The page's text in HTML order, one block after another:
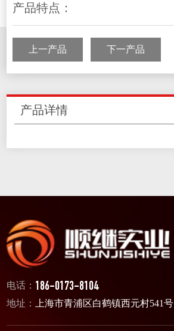
产品特点：
上一产品 下一产品
产品详情
电话： 186-0173-8104
地址： 上海市青浦区白鹤镇西元村541号